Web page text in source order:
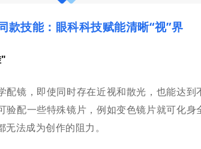
款技能：眼科科技赋能清晰“视”界
配镜，即使同时存在近视和散光，也能达到
验配一些特殊镜片，例如变色镜片就可化身
法成为创作的阻力。